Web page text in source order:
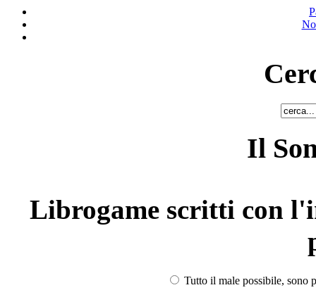
Il
Librogame scritti con
Tutto il male possibile, sono